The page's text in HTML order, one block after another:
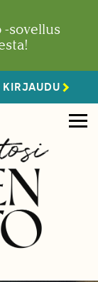
sovellus
KIRJAUDU